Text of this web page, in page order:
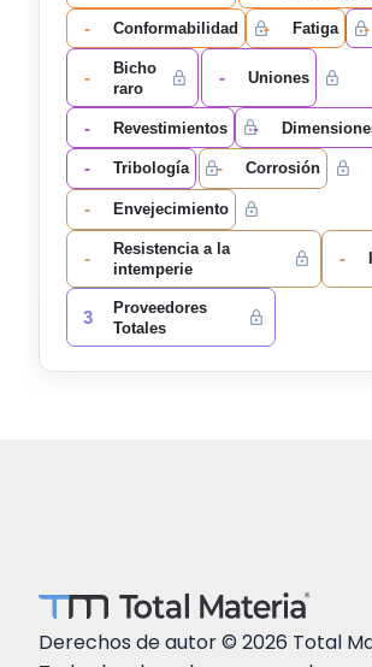
- Conformabilidad - Fatiga -
-
Bicho
raro
- Uniones
- Revestimientos -
- Tribología - Corrosión
- Envejecimiento
-
Resistencia a la
intemperie
-
3
Proveedores
Totales
Derechos de autor © 2026 Total